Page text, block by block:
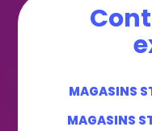
MAGASINS
MAGASINS